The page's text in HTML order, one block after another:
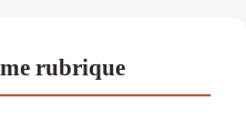
rubrique